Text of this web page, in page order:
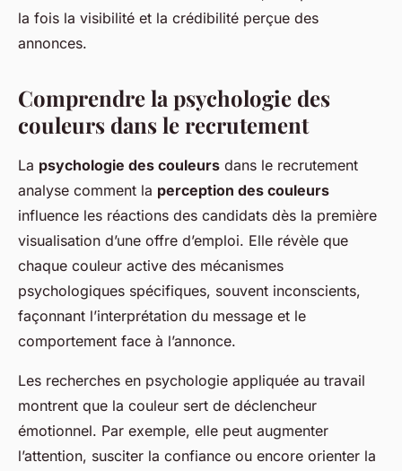
la fois la visibilité et la crédibilité perçue des
annonces.
Comprendre la psychologie des
couleurs dans le recrutement
La psychologie des couleurs dans le recrutement
analyse comment la perception des couleurs
influence les réactions des candidats dès la première
visualisation d’une offre d’emploi. Elle révèle que
chaque couleur active des mécanismes
psychologiques spécifiques, souvent inconscients,
façonnant l’interprétation du message et le
comportement face à l’annonce.
Les recherches en psychologie appliquée au travail
montrent que la couleur sert de déclencheur
émotionnel. Par exemple, elle peut augmenter
l’attention, susciter la confiance ou encore orienter la